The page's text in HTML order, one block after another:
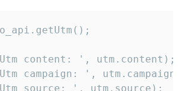
content: ', utm.content);
campaign: ',
source: ', utm.source);